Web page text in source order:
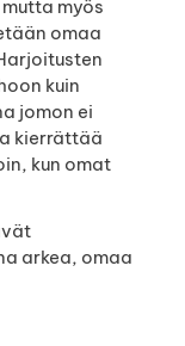
myös
omaa
kuin
jomon ei
kierrättää
kun omat
arkea, omaa